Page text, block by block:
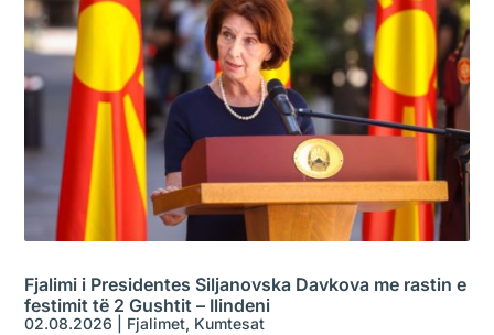
Fjalimi i Presidentes Siljanovska Davkova me rastin e
festimit të 2 Gushtit – Ilindeni
02.08.2026 Fjalimet, Kumtesat